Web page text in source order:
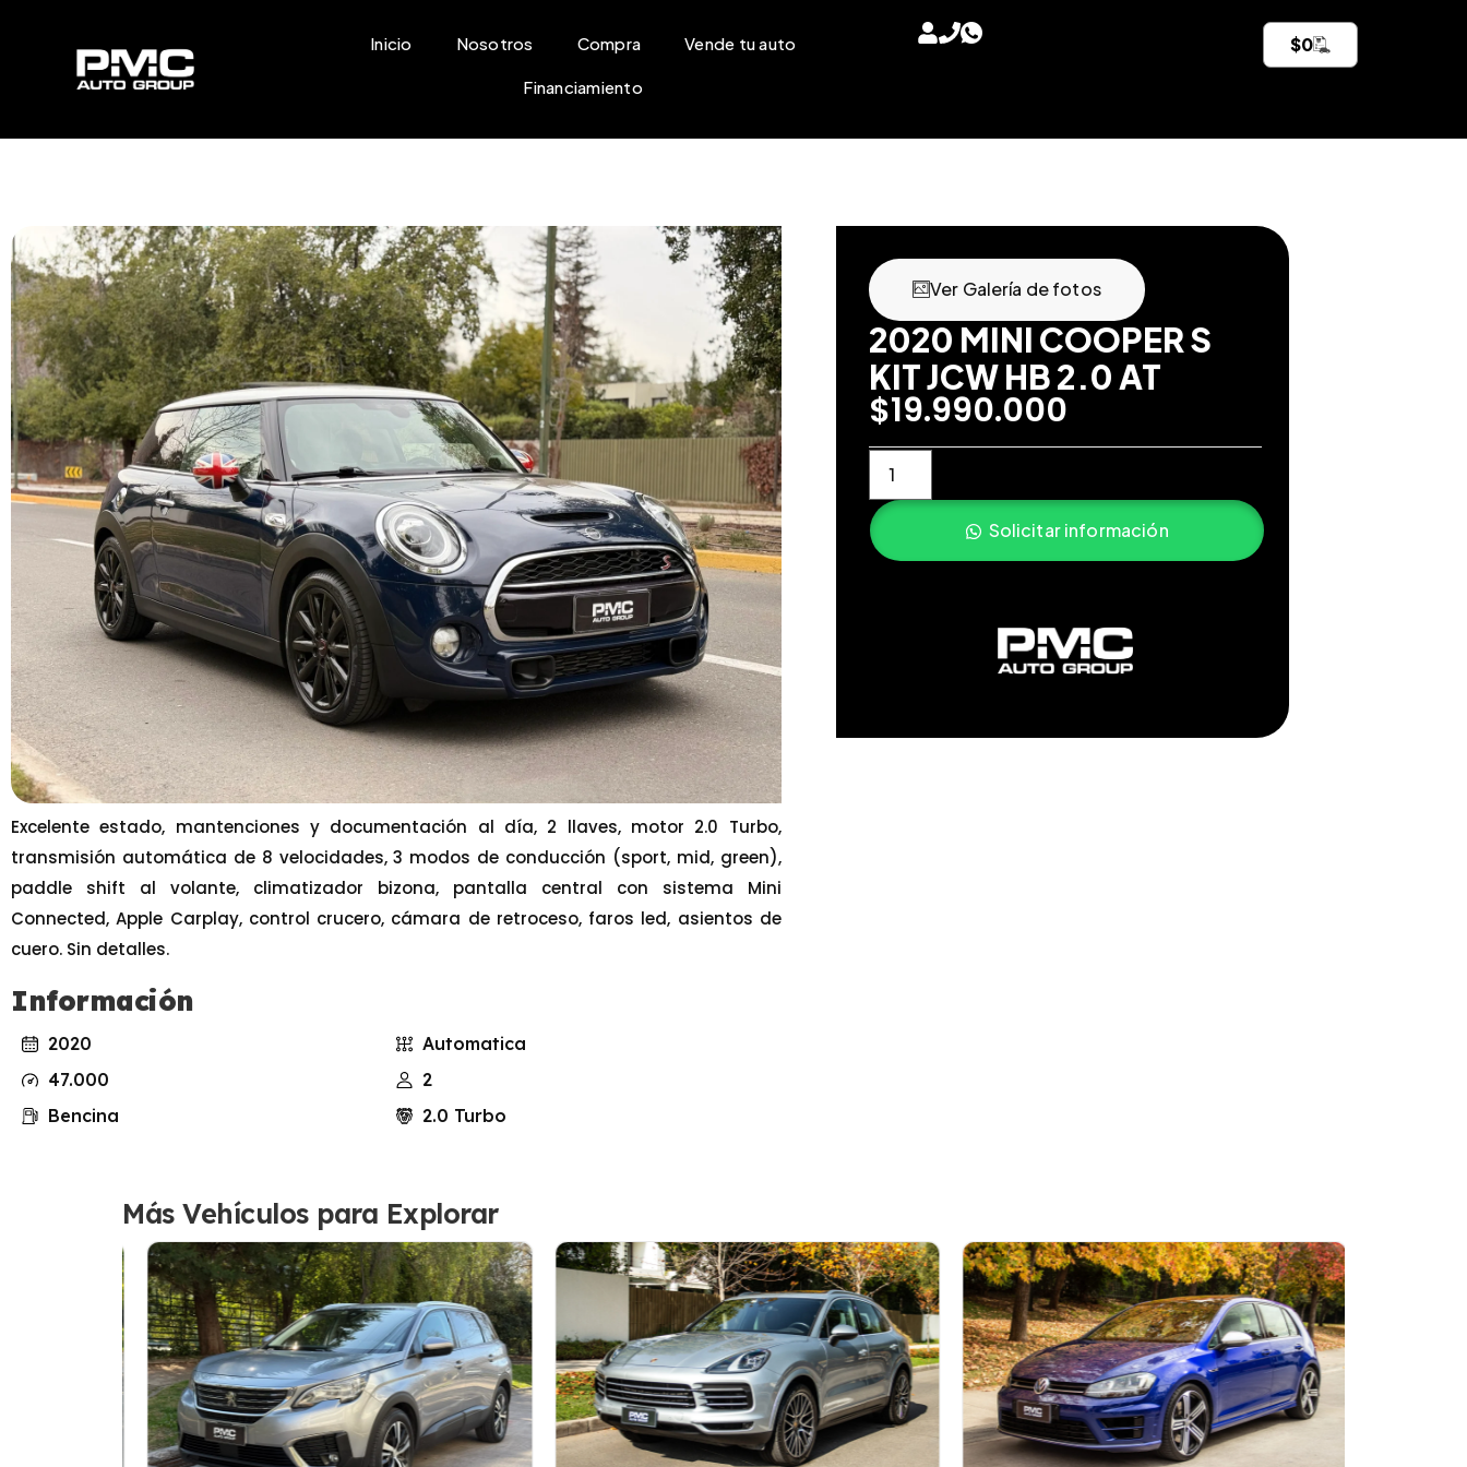
Inicio Nosotros Compra Vende tu auto
Financiamiento
$0
Excelente estado, mantenciones y documentación al día, 2 llaves, motor 2.0 Turbo,
transmisión automática de 8 velocidades, 3 modos de conducción (sport, mid, green),
paddle shift al volante, climatizador bizona, pantalla central con sistema Mini
Connected, Apple Carplay, control crucero, cámara de retroceso, faros led, asientos de
cuero. Sin detalles.
Información
2020
47.000
Bencina
Automatica
2
2.0 Turbo
Ver Galería de fotos
2020 MINI COOPER S
KIT JCW HB 2.0 AT
$19.990.000
Solicitar información
Más Vehículos para Explorar